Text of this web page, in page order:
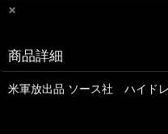
×
商品詳細
米軍放出品 ソース社 ハイド